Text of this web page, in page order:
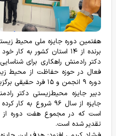
کمک های مردمی برای
برنده از ۱۴ استان کشور به
دکتر رادمنش راهکاری برای
فعال در حوزه حفاظت از محیط
دوره ۹ انجمن و ۱۵ فرد حقیقی برگزیده شدند.
دبیر جایزه محیط‌زیستی دکتر
جایزه از سال ۹۶ شروع
تقدیر شده است.